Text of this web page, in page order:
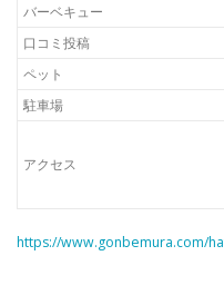
バーベキュー
口コミ投稿
ペット
駐車場
アクセス
https://www.gonbemura.com/